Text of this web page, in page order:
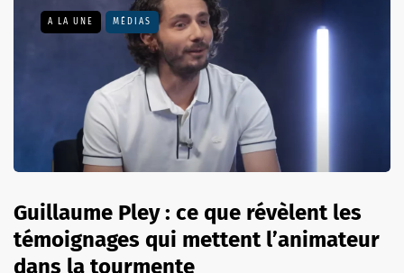
A LA UNE MÉDIAS
Guillaume Pley : ce que révèlent les
témoignages qui mettent l’animateur
dans la tourmente